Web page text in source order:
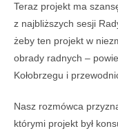
Teraz projekt ma
z najbliższych sesji
żeby ten projekt w
obrady radnych –
Kołobrzegu i
Nasz rozmówca
którymi projekt był